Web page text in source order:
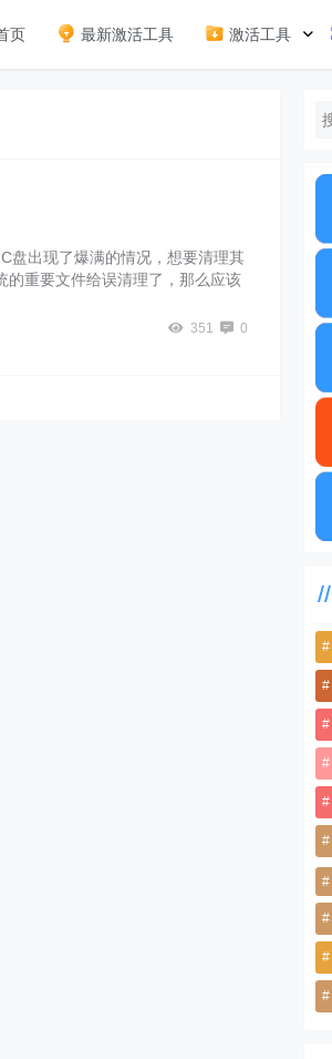
页 最新激活工具 激活工具
盘出现了爆满的情况，想要清理其
的重要文件给误清理了，那么应该
351 0